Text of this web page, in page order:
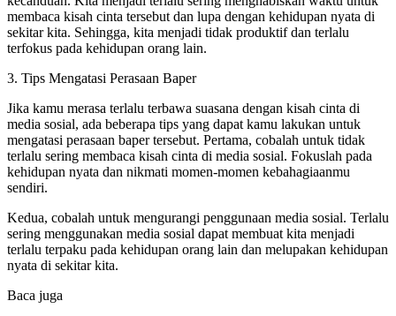
membaca kisah cinta tersebut dan lupa dengan kehidupan nyata di
sekitar kita. Sehingga, kita menjadi tidak produktif dan terlalu
terfokus pada kehidupan orang lain.
3. Tips Mengatasi Perasaan Baper
Jika kamu merasa terlalu terbawa suasana dengan kisah cinta di
media sosial, ada beberapa tips yang dapat kamu lakukan untuk
mengatasi perasaan baper tersebut. Pertama, cobalah untuk tidak
terlalu sering membaca kisah cinta di media sosial. Fokuslah pada
kehidupan nyata dan nikmati momen-momen kebahagiaanmu
sendiri.
Kedua, cobalah untuk mengurangi penggunaan media sosial. Terlalu
sering menggunakan media sosial dapat membuat kita menjadi
terlalu terpaku pada kehidupan orang lain dan melupakan kehidupan
nyata di sekitar kita.
Baca juga